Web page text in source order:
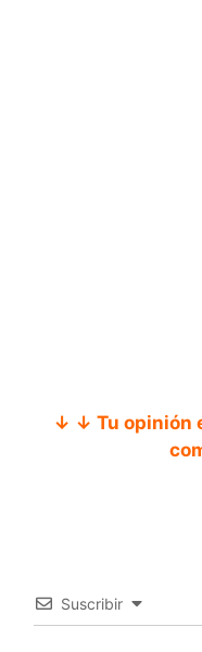
↓ ↓ Tu opinión
Suscribir